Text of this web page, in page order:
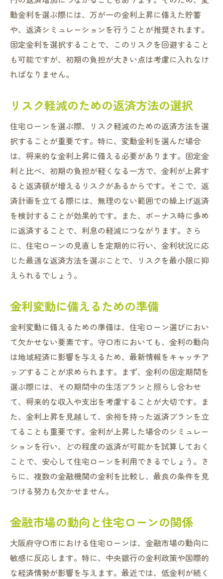
動金利を選ぶ際には、万が一の金利上昇に備えた貯蓄
や、返済シミュレーションを行うことが推奨されます。
固定金利を選択することで、このリスクを回避すること
も可能ですが、初期の負担が大きい点は考慮に入れなけ
ればなりません。
リスク軽減のための返済方法の選択
住宅ローンを選ぶ際、リスク軽減のための返済方法を選
択することが重要です。特に、変動金利を選んだ場合
は、将来的な金利上昇に備える必要があります。固定金
利と比べ、初期の負担が軽くなる一方で、金利が上昇す
ると返済額が増えるリスクがあるからです。そこで、返
済計画を立てる際には、無理のない範囲での繰上げ返済
を検討することが効果的です。また、ボーナス時に多め
に返済することで、利息の軽減につながります。さら
に、住宅ローンの見直しを定期的に行い、金利状況に応
じた最適な返済方法を選ぶことで、リスクを最小限に抑
えられるでしょう。
金利変動に備えるための準備
金利変動に備えるための準備は、住宅ローン選びにおい
て欠かせない要素です。守口市においても、金利の動向
は地域経済に影響を与えるため、最新情報をキャッチア
ップすることが求められます。まず、金利の固定期間を
選ぶ際には、その期間中の生活プランと照らし合わせ
て、将来的な収入や支出を考慮することが大切です。ま
た、金利上昇を見越して、余裕を持った返済プランを立
てることも重要です。金利が上昇した場合のシミュレー
ションを行い、どの程度の返済が可能かを試算しておく
ことで、安心して住宅ローンを利用できるでしょう。さ
らに、複数の金融機関の金利を比較し、最良の条件を見
つける努力も欠かせません。
金融市場の動向と住宅ローンの関係
大阪府守口市における住宅ローンは、金融市場の動向に
敏感に反応します。特に、中央銀行の金利政策や国際的
な経済情勢が影響を与えます。最近では、低金利が続く